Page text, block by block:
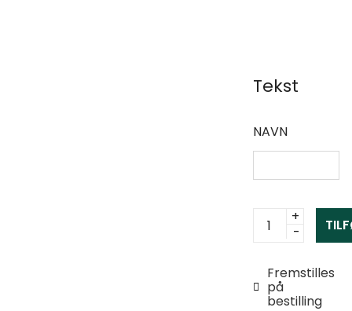
Tekst
NAVN
Kort
og
enhjørning
Fremstilles
på
bestilling